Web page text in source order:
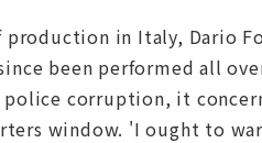
in Italy, Dario
been performed all
corruption, it
window. 'I ought to